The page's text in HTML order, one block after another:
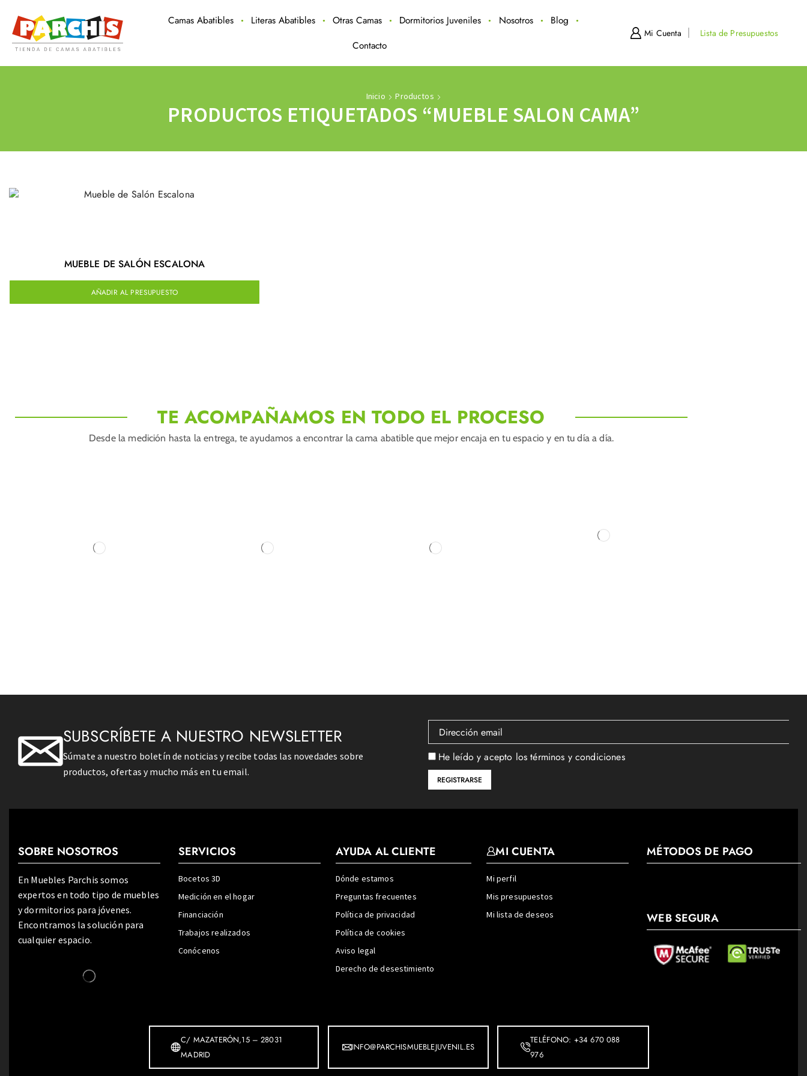
Camas Abatibles Literas Abatibles Otras Camas Dormitorios Juveniles Nosotros
Blog
Contacto
Mi Cuenta Lista de Presupuestos
Inicio Productos
PRODUCTOS ETIQUETADOS “MUEBLE SALON CAMA”
MUEBLE DE SALÓN ESCALONA
AÑADIR AL PRESUPUESTO
TE ACOMPAÑAMOS EN TODO EL PROCESO
Desde la medición hasta la entrega, te ayudamos a encontrar la cama abatible que mejor encaja en tu espacio y en tu día a día.
SUBSCRÍBETE A NUESTRO NEWSLETTER
Súmate a nuestro boletín de noticias y recibe todas las novedades sobre
productos, ofertas y mucho más en tu email.
He leído y acepto los términos y condiciones
SOBRE NOSOTROS
En Muebles Parchis somos
expertos en todo tipo de muebles
y dormitorios para jóvenes.
Encontramos la solución para
cualquier espacio.
SERVICIOS
Bocetos 3D
Medición en el hogar
Financiación
Trabajos realizados
Conócenos
AYUDA AL CLIENTE
Dónde estamos
Preguntas frecuentes
Política de privacidad
Política de cookies
Aviso legal
Derecho de desestimiento
MI CUENTA
Mi perfil
Mis presupuestos
Mi lista de deseos
MÉTODOS DE PAGO
WEB SEGURA
C/ MAZATERÓN,15 – 28031
MADRID
INFO@PARCHISMUEBLEJUVENIL.ES
TELÉFONO: +34 670 088
976